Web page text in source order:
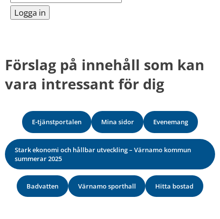
Förslag på innehåll som kan
vara intressant för dig
E-tjänstportalen Mina sidor Evenemang
Stark ekonomi och hållbar utveckling – Värnamo kommun
summerar 2025
Badvatten Värnamo sporthall Hitta bostad
sidan